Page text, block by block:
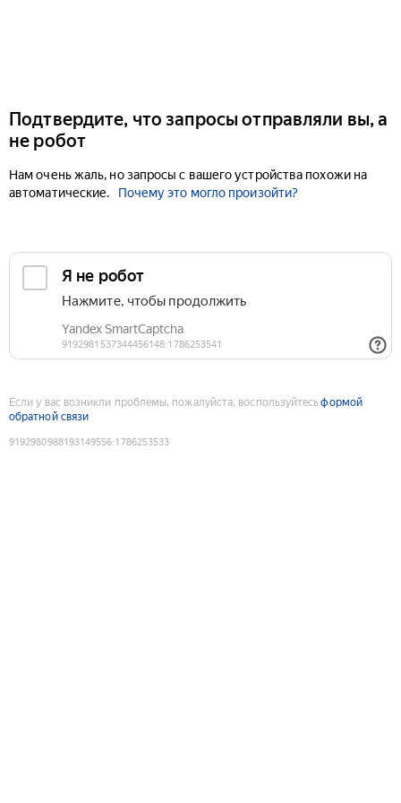
Подтвердите, что запросы отправляли вы, а
не робот
Нам очень жаль, но запросы с вашего устройства похожи на
автоматические.
Почему это могло произойти?
Если у вас возникли проблемы, пожалуйста, воспользуйтесьформой
обратной связи
9192980988193149556:1786253533